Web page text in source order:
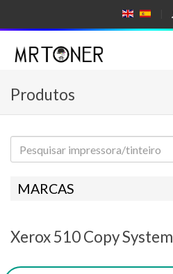
N
SP
Produtos
MARCAS
Xerox 510 Copy System